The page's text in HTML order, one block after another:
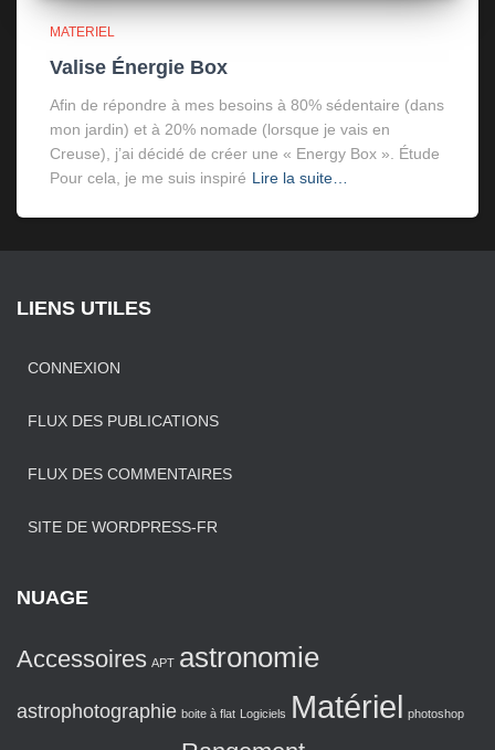
MATERIEL
Valise Énergie Box
Afin de répondre à mes besoins à 80% sédentaire (dans
mon jardin) et à 20% nomade (lorsque je vais en
Creuse), j’ai décidé de créer une « Energy Box ». Étude
Pour cela, je me suis inspiré Lire la suite…
LIENS UTILES
CONNEXION
FLUX DES PUBLICATIONS
FLUX DES COMMENTAIRES
SITE DE WORDPRESS-FR
NUAGE
Accessoires APT astronomie
astrophotographie boite à flat Logiciels Matériel photoshop